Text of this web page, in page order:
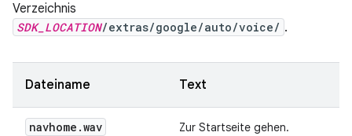
Verzeichnis
SDK_LOCATION/extras/google/auto/voice/ .
Dateiname Text
navhome .wav Zur Startseite gehen.